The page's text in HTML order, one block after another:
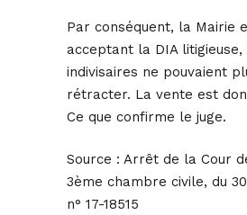
Par conséquent, la Mairie
acceptant la DIA litigieuse,
indivisaires ne pouvaient
rétracter. La vente est
Ce que confirme le juge.
Source : Arrêt de la Cour
3ème chambre civile, du
n° 17-18515